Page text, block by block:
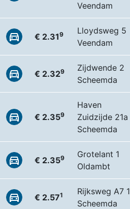
Veendam
€ 2.319
Lloydsweg 5
Veendam
€ 2.329
Zijdwende 2
Scheemda
€ 2.359
Haven
Zuidzijde 21a
Scheemda
€ 2.359
Grotelant 1
Oldambt
€ 2.571
Rijksweg A7 1
Scheemda